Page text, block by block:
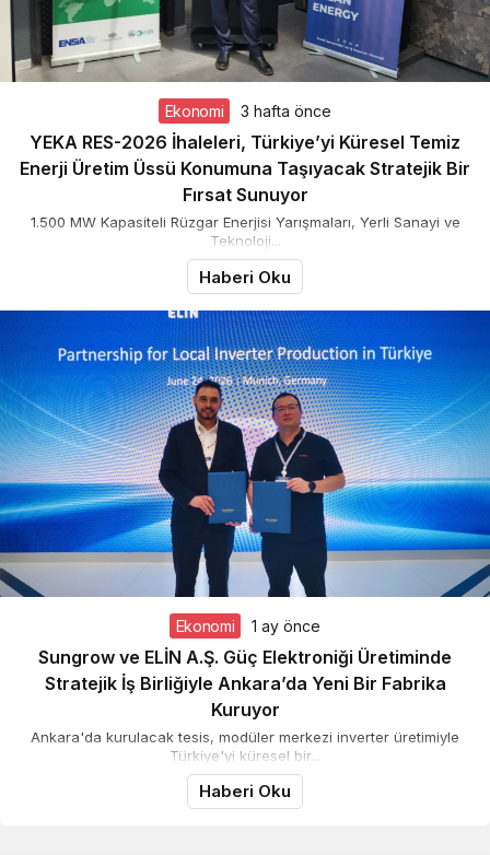
Ekonomi 3 hafta önce
YEKA RES-2026 İhaleleri, Türkiye’yi Küresel Temiz
Enerji Üretim Üssü Konumuna Taşıyacak Stratejik Bir
Fırsat Sunuyor
1.500 MW Kapasiteli Rüzgar Enerjisi Yarışmaları, Yerli Sanayi ve
Teknoloji...
Haberi Oku
Ekonomi 1 ay önce
Sungrow ve ELİN A.Ş. Güç Elektroniği Üretiminde
Stratejik İş Birliğiyle Ankara’da Yeni Bir Fabrika
Kuruyor
Ankara'da kurulacak tesis, modüler merkezi inverter üretimiyle
Türkiye'yi küresel bir...
Haberi Oku